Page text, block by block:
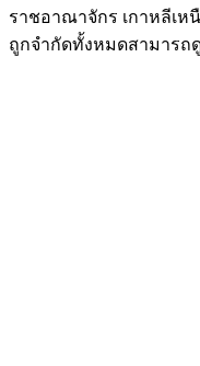
ราชอาณาจักร เกาหลีเห
ถูกจำกัดทั้งหมดสามารถ